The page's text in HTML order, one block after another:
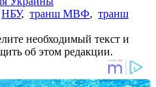
НБУ, транш МВФ, транш
необходимый текст и
об этом редакции.